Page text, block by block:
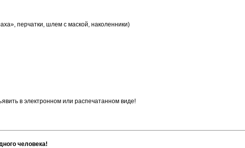
перчатки, шлем с маской, наколенники)
в электронном или распечатанном виде!
человека!